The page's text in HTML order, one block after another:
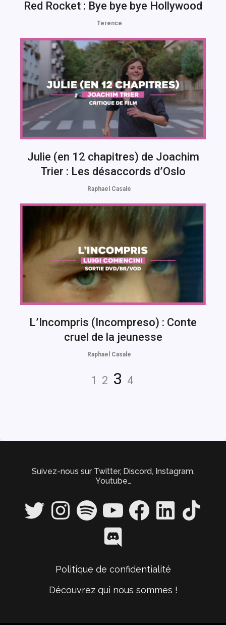
Red Rocket : Bye bye bye Hollywood
Terence
Julie (en 12 chapitres) de Joachim
Trier : Les désaccords d’Oslo
Raphael Casale
L’Incompris (Incompreso) : Conte
cruel de la jeunesse
Raphael Casale
Page
1 Page
2 Page
3 Page
4
Suivez-nous sur Twitter, Discord, Instagram,
Youtube…
Twitter InstagramSpotify YouTube FacebookLinkedIn TikTok
Discord
Politique de confidentialité
Découvrez qui nous sommes !